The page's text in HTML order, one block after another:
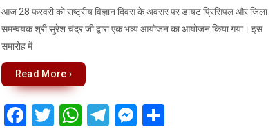
आज 28 फरवरी को राष्ट्रीय विज्ञान दिवस के अवसर पर डायट प्रिंसिपल और जिला
समन्वयक श्री सुरेश चंद्र जी द्वारा एक भव्य आयोजन का आयोजन किया गया। इस
समारोह में
Read More ›
F T W T M S